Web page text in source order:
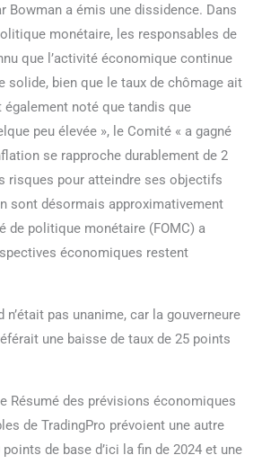
Bowman a émis une dissidence. Dans
monétaire, les responsables de
que l’activité économique continue
solide, bien que le taux de chômage ait
également noté que tandis que
peu élevée », le Comité « a gagné
se rapproche durablement de 2
risques pour atteindre ses objectifs
sont désormais approximativement
de politique monétaire (FOMC) a
économiques restent
n’était pas unanime, car la gouverneure
une baisse de taux de 25 points
Résumé des prévisions économiques
de TradingPro prévoient une autre
de base d’ici la fin de 2024 et une